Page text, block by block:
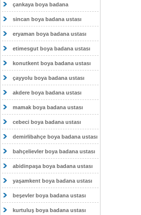
çankaya boya badana
sincan boya badana ustası
eryaman boya badana ustası
etimesgut boya badana ustası
konutkent boya badana ustası
çayyolu boya badana ustası
akdere boya badana ustası
mamak boya badana ustası
cebeci boya badana ustası
demirlibahçe boya badana ustası
bahçelievler boya badana ustası
abidinpaşa boya badana ustası
yaşamkent boya badana ustası
beşevler boya badana ustası
kurtuluş boya badana ustası